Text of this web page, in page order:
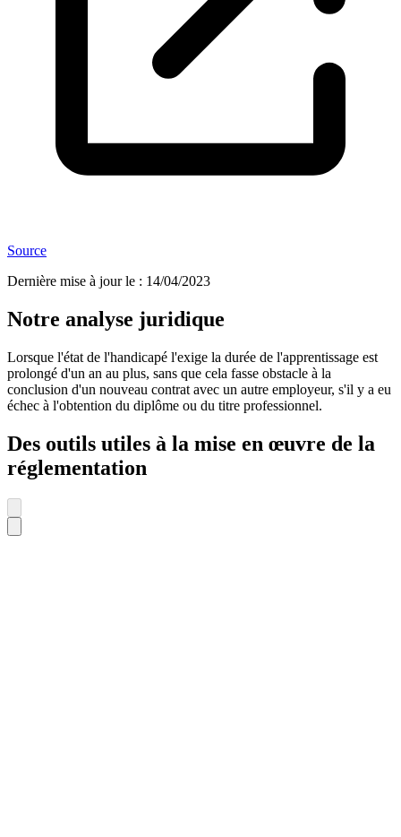
Source
Dernière mise à jour le : 14/04/2023
Notre analyse juridique
Lorsque l'état de l'handicapé l'exige la durée de l'apprentissage est
prolongé d'un an au plus, sans que cela fasse obstacle à la
conclusion d'un nouveau contrat avec un autre employeur, s'il y a eu
échec à l'obtention du diplôme ou du titre professionnel.
Des outils utiles à la mise en œuvre de la
réglementation